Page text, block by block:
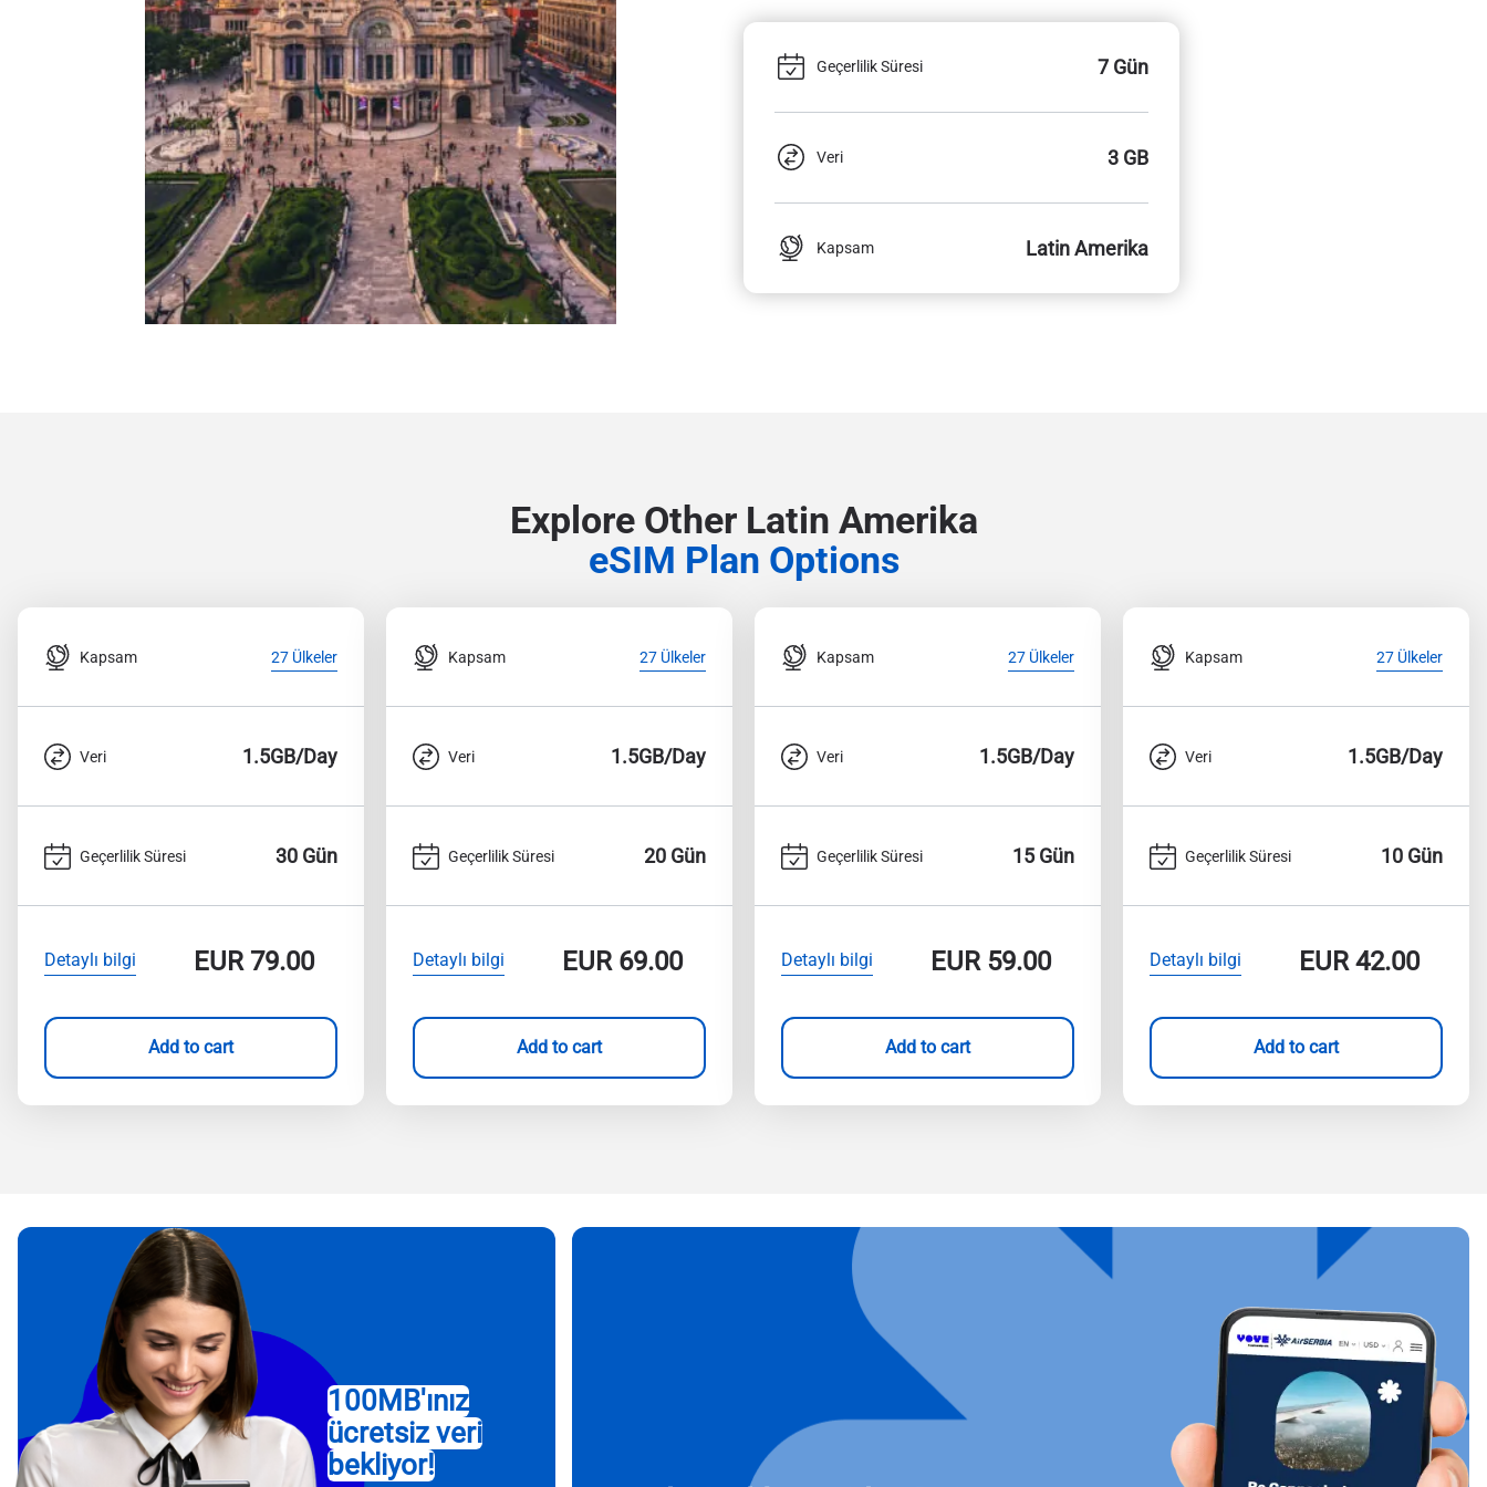
Geçerlilik Süresi 7 Gün
Veri 3 GB
Kapsam Latin Amerika
Explore Other Latin Amerika
eSIM Plan Options
Kapsam 27 Ülkeler
Veri 1.5GB/Day
Geçerlilik Süresi 30 Gün
Detaylı bilgi EUR79.00
Add to cart
Kapsam 27 Ülkeler
Veri 1.5GB/Day
Geçerlilik Süresi 20 Gün
Detaylı bilgi EUR69.00
Add to cart
Kapsam 27 Ülkeler
Veri 1.5GB/Day
Geçerlilik Süresi 15 Gün
Detaylı bilgi EUR59.00
Add to cart
Kapsam 27 Ülkeler
Veri 1.5GB/Day
Geçerlilik Süresi 10 Gün
Detaylı bilgi EUR42.00
Add to cart
100MB'ınız
ücretsiz veri
bekliyor!